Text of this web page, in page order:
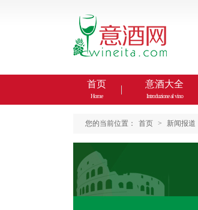
首页
Home
意酒大全
Introduzione al vino
您的当前位置： 首页 > 新闻报道